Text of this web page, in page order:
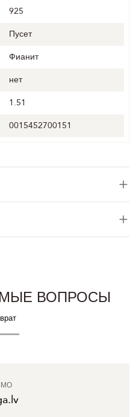
925
Пусет
Фианит
нет
1.51
0015452700151
ВОПРОСЫ